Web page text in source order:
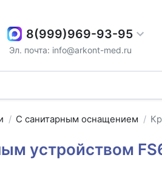
8(999)969-93-95
Эл. почта: info@arkont-med.ru
С санитарным оснащением
устройством